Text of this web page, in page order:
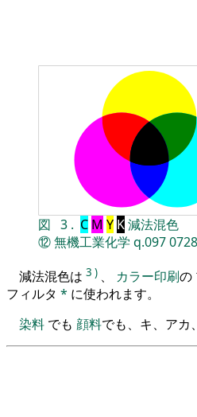
図 3 . C M Y K減法混色
⑫無機工業化学 q.0970728
減法混色は 3 ) 、 カラー印刷の
フィルタ * に使われます。
染料 でも 顔料でも、キ、アカ